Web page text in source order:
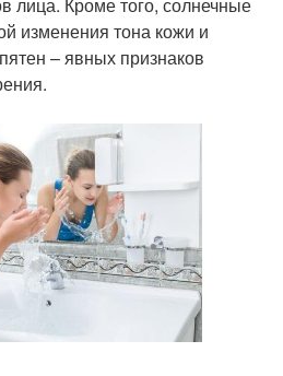
изменения тона кожи и
– явных признаков